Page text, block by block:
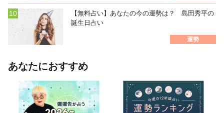
【無料占い】あなたの今の運勢は？ 島田秀平の
誕生日占い
運勢
あなたにおすすめ